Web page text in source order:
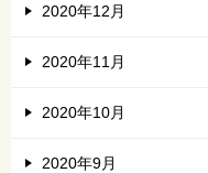
2020年12月
2020年11月
2020年10月
2020年9月